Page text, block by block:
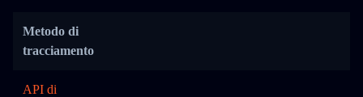
Metodo di
tracciamento
API di